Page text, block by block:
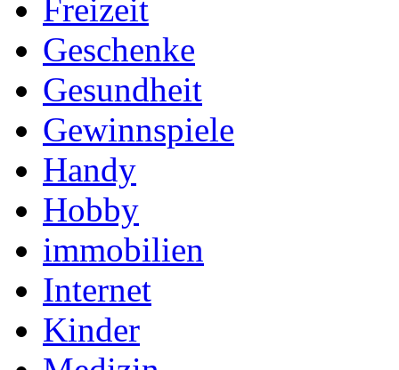
Freizeit
Geschenke
Gesundheit
Gewinnspiele
Handy
Hobby
immobilien
Internet
Kinder